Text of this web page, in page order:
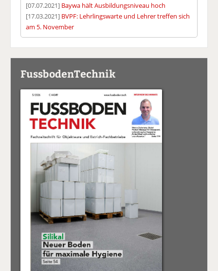
[07.07.2021] Baywa hält Ausbildungsniveau hoch
[17.03.2021] BVPF: Lehrlingswarte und Lehrer treffen sich
am 5. November
FussbodenTechnik